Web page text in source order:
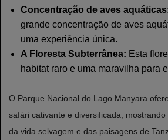
Concentração de aves
grande concentração de aves
uma experiência única.
A Floresta Subterrânea: Esta
habitat raro e uma maravilha para
O Parque Nacional do Lago Manyara
safári cativante e diversificada,
da vida selvagem e das paisagens de